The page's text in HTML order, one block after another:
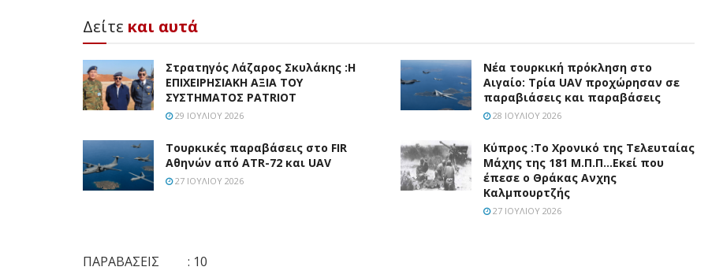
Δείτε και αυτά
Στρατηγός Λάζαρος Σκυλάκης :Η
ΕΠΙΧΕΙΡΗΣΙΑΚΗ ΑΞΙΑ ΤΟΥ
ΣΥΣΤΗΜΑΤΟΣ PATRIOT
29 ΙΟΥΛΊΟΥ 2026
Νέα τουρκική πρόκληση στο
Αιγαίο: Τρία UAV προχώρησαν σε
παραβιάσεις και παραβάσεις
28 ΙΟΥΛΊΟΥ 2026
Τουρκικές παραβάσεις στο FIR
Αθηνών από ATR-72 και UAV
27 ΙΟΥΛΊΟΥ 2026
Κύπρος :Το Χρονικό της Τελευταίας
Μάχης της 181 Μ.Π.Π…Εκεί που
έπεσε ο Θράκας Ανχης
Καλμπουρτζής
27 ΙΟΥΛΊΟΥ 2026
ΠΑΡΑΒΑΣΕΙΣ : 10